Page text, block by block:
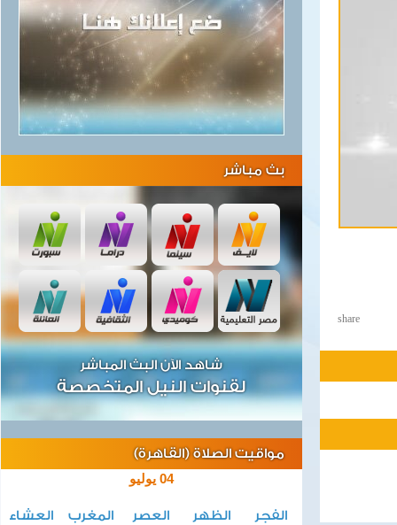
share
بث مباشر
شاهد الآن البث المباشر
لقنوات النيل المتخصصة
مواقيت الصلاة (القاهرة)
04 يوليو
الفجر الظهر العصر المغرب
العشاء